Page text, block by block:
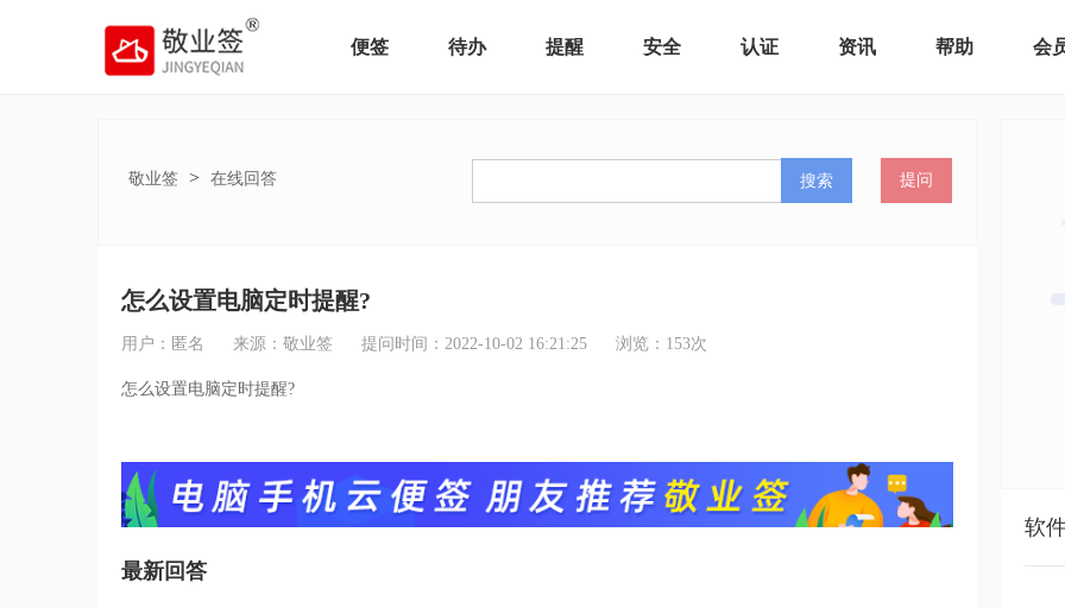
便签 待办 提醒 安全 认证 资讯 帮助 会
敬业签 > 在线回答 搜索 提问
怎么设置电脑定时提醒?
用户：匿名 来源：敬业签 提问时间：2022-10-02 16:21:25 浏览： 153次
怎么设置电脑定时提醒?
最新回答
软